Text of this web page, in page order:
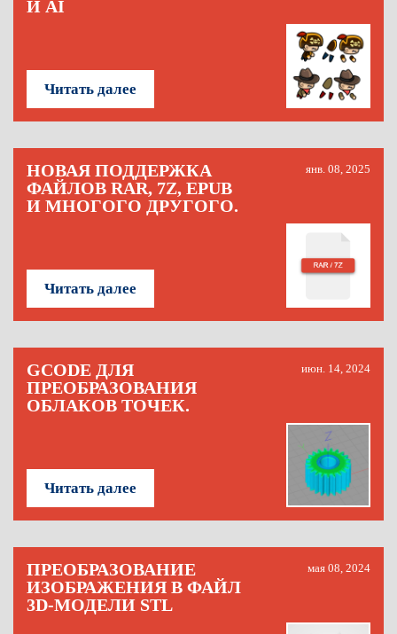
И AI
Читать далее
НОВАЯ ПОДДЕРЖКА
ФАЙЛОВ RAR, 7Z, EPUB
И МНОГОГО ДРУГОГО.
янв. 08, 2025
Читать далее
GCODE ДЛЯ
ПРЕОБРАЗОВАНИЯ
ОБЛАКОВ ТОЧЕК.
июн. 14, 2024
Читать далее
ПРЕОБРАЗОВАНИЕ
ИЗОБРАЖЕНИЯ В ФАЙЛ
3D-МОДЕЛИ STL
мая 08, 2024